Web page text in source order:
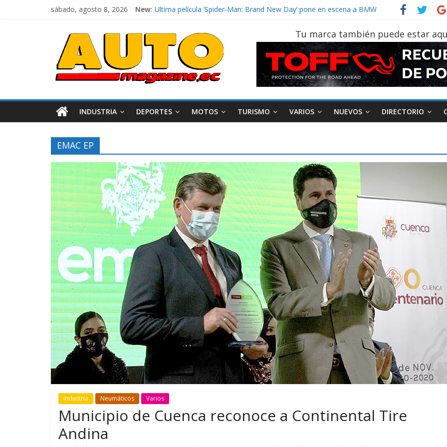
sábado, agosto 8, 2026 New: El costo de tener un vehículo gana protagonismo a la hora de decidir
¿Qué puede pasar con tu vehículo si permanece varios días sin usar?
La Vuelta al Ecuador 2026, edición 47ª, recorre 7 provincias en 8 días
La FEDAK recibe 12 Sinotruk Bolden para cubrir las rutas de La Vuelta
Tu marca también puede estar
INDUSTRIA DEPORTES MOTOS TURISMO VARIOS NUEVOS DIRECTORIO
EMAC EP
Industria Neumáticos Varios
Municipio de Cuenca reconoce a Continental Tire
Andina
Movilidad Varios
GM reafirma su
compromiso con movilidad
más segura y conectada
Movilidad Turismo Varios
¿Qué puede pasar con tu
vehículo si permanece
varios días sin usar?
AEADE Industria Motociclismo
Movilidad
Campaña busca cambiar
destino de los
en la región